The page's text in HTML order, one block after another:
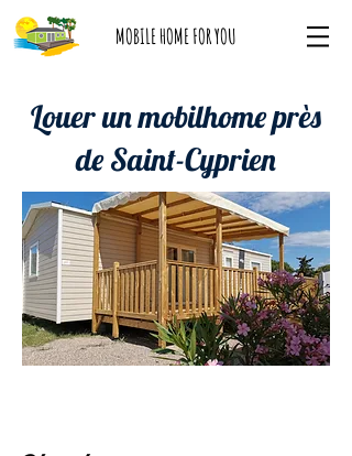
MOBILE HOME FOR YOU
Louer un mobilhome près
de Saint-Cyprien